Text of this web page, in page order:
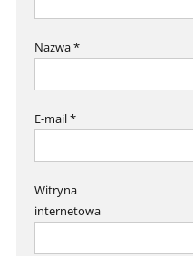
Nazwa*
E-mail*
Witryna
internetowa